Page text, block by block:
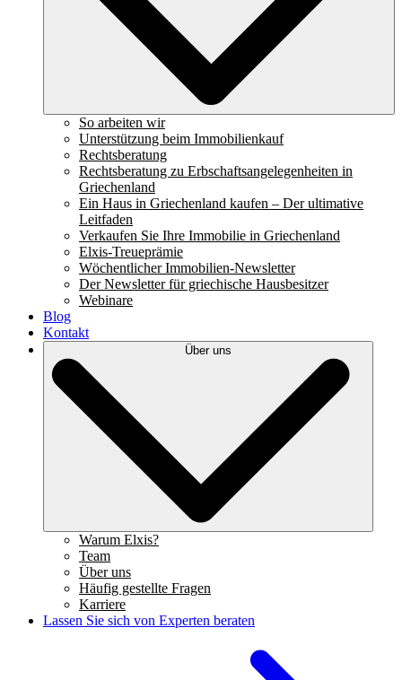
So arbeiten wir
Unterstützung beim Immobilienkauf
Rechtsberatung
Rechtsberatung zu Erbschaftsangelegenheiten in
Griechenland
Ein Haus in Griechenland kaufen – Der ultimative
Leitfaden
Verkaufen Sie Ihre Immobilie in Griechenland
Elxis-Treueprämie
Wöchentlicher Immobilien-Newsletter
Der Newsletter für griechische Hausbesitzer
Webinare
Blog
Kontakt
Über uns
Warum Elxis?
Team
Über uns
Häufig gestellte Fragen
Karriere
Lassen Sie sich von Experten beraten